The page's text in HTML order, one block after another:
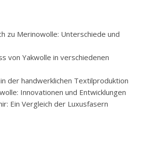
zu Merinowolle: Unterschiede und
von Yakwolle in verschiedenen
der handwerklichen Textilproduktion
Innovationen und Entwicklungen
Ein Vergleich der Luxusfasern